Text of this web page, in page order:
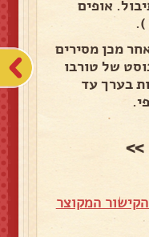
אופים
מכן מסירים
של טורבו
כ–40-30 דקות בערך עד
>>
המקוצר